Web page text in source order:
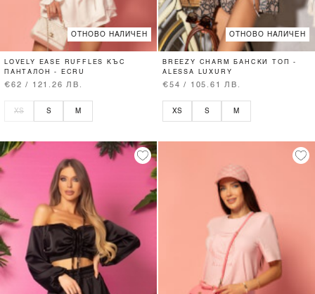
ОТНОВО НАЛИЧЕН
LOVELY EASE RUFFLES КЪС
ПАНТАЛОН - ECRU
€62 / 121.26 ЛВ.
XS S M
ОТНОВО НАЛИЧЕН
BREEZY CHARM БАНСКИ ТОП -
ALESSA LUXURY
€54 / 105.61 ЛВ.
XS S M